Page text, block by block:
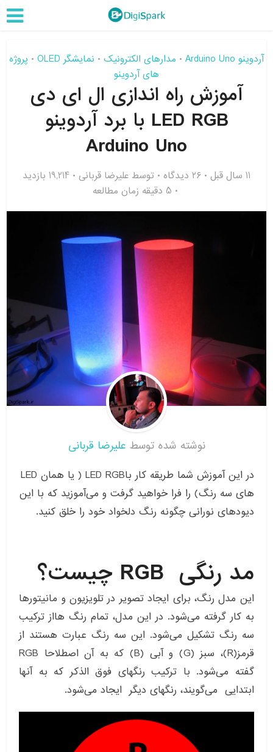
آردوینو Arduino Uno • مدارهای الکترونیک • نمایشگر OLED • پروژه
های آردوینو
آموزش راه اندازی ال ای دی
LED RGB با برد آردوینو
Arduino Uno
11 سال قبل ۲۶ دیدگاه توسط علیرضا قربانی
19,214 بازدید
5 دقیقه زمان مطالعه
نوشته شده توسط علیرضا قربانی
در این آموزش شما طریقه کار باLED RGB ( یا همان LED
های سه رنگ) را فرا خواهید گرفت و می‌آموزید که با این
دیود‌های نورانی چگونه رنگ دلخواد خود را خلق کنید.
مد رنگی RGB چیست؟
این مدل رنگ، برای ایجاد تصویر در تلویزیون و مانیتورها
به کار گرفته می‌شود. در این مدل، تمام رنگ هااز ترکیب
سه رنگ تشکیل می‌شود. این سه رنگ عبارت هستند از
قرمز(R)، سبز (G) و آبی (B) که به آن اصطلاحا RGB
گفته می‌شود. با ترکیب رنگهای فوق الذکر که به آنها
ابتدایی می‌گویند، رنگهای دیگر ایجاد می‌شود.